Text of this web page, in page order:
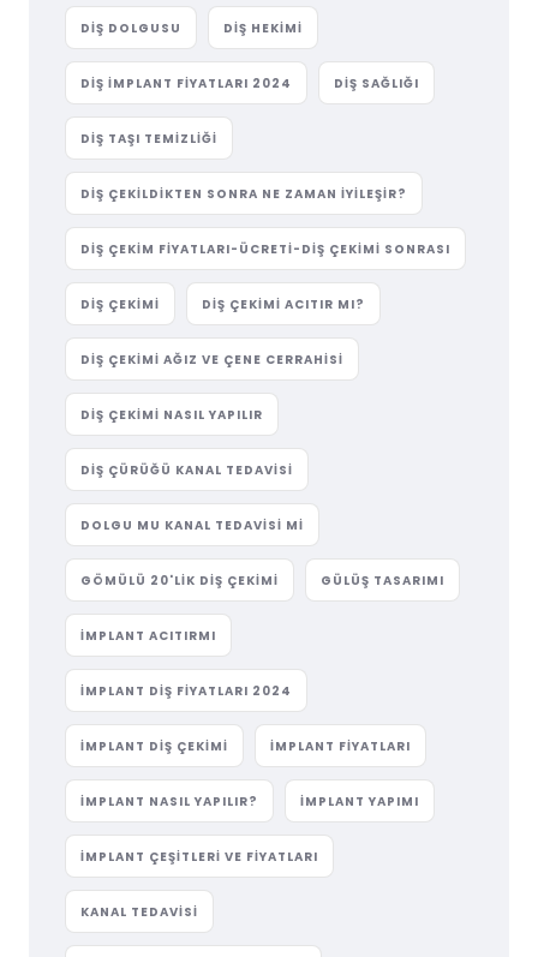
DIŞ DOLGUSU DIŞ HEKIMI
DIŞ IMPLANT FIYATLARI 2024 DIŞ SAĞLIĞI
DIŞ TAŞI TEMIZLIĞI
DIŞ ÇEKILDIKTEN SONRA NE ZAMAN İYILEŞIR?
DIŞ ÇEKIM FIYATLARI-ÜCRETI-DIŞ ÇEKIMI SONRASI
DIŞ ÇEKIMI DIŞ ÇEKIMI ACITIR MI?
DIŞ ÇEKIMI AĞIZ VE ÇENE CERRAHISI
DIŞ ÇEKIMI NASIL YAPILIR
DIŞ ÇÜRÜĞÜ KANAL TEDAVISI
DOLGU MU KANAL TEDAVISI MI
GÖMÜLÜ 20'LIK DIŞ ÇEKIMI GÜLÜŞ TASARIMI
IMPLANT ACITIRMI
IMPLANT DIŞ FIYATLARI 2024
IMPLANT DIŞ ÇEKIMI IMPLANT FIYATLARI
IMPLANT NASIL YAPILIR? IMPLANT YAPIMI
IMPLANT ÇEŞITLERI VE FIYATLARI
KANAL TEDAVISI